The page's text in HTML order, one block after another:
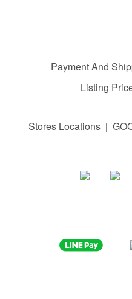
Payment And
Listing
Stores Locations |